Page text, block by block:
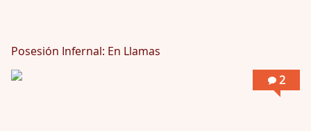
Posesión Infernal: En Llamas
2